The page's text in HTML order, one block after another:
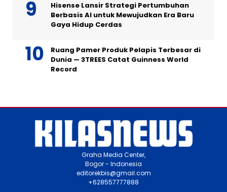
Hisense Lansir Strategi Pertumbuhan
Berbasis AI untuk Mewujudkan Era Baru
Gaya Hidup Cerdas
Ruang Pamer Produk Pelapis Terbesar di
Dunia — 3TREES Catat Guinness World
Record
Graha Media Center,
Bogor - Indonesia
editorekbis@gmail.com
+628557777888